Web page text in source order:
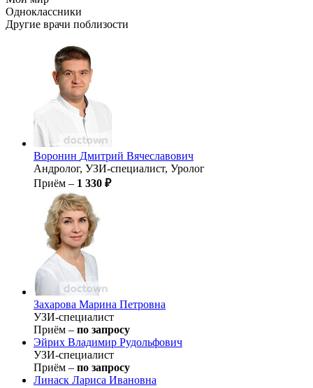
Одноклассники
Другие врачи поблизости
Воронин Дмитрий Вячеславович
Андролог, УЗИ-специалист, Уролог
Приём – 1 330 ₽
Захарова Марина Петровна
УЗИ-специалист
Приём – по запросу
Эйрих Владимир Рудольфович
УЗИ-специалист
Приём – по запросу
Линаск Лариса Ивановна